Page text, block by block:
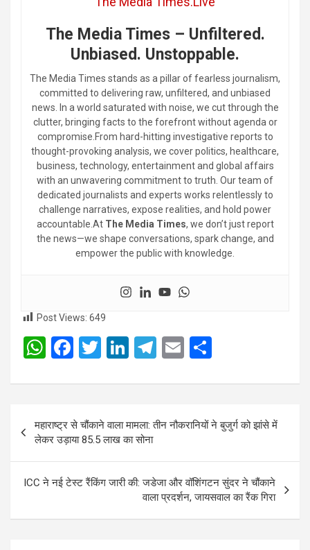
The Media Times – Unfiltered.
Unbiased. Unstoppable.
The Media Times stands as a pillar of fearless journalism,
committed to delivering raw, unfiltered, and unbiased
news. In a world saturated with noise, we cut through the
clutter, bringing facts to the forefront without agenda or
compromise.From hard-hitting investigative reports to
thought-provoking analysis, we cover politics, healthcare,
business, technology, entertainment and global affairs
with an unwavering commitment to truth. Our team of
dedicated journalists and experts works relentlessly to
challenge narratives, expose realities, and hold power
accountable.At The Media Times, we don’t just report
the news—we shape conversations, spark change, and
empower the public with knowledge.
Post Views: 649
W
at
A
p
p
F
ce
b
o
o
k
T
tt
er
Li
ke
n
T
e
gr
a
m
E
ail ar
e
navigation
महाराष्ट्र से चौंकाने वाला मामला: तीन नौकरानियों ने बुजुर्ग को झांसे में
लेकर उड़ाया 85.5 लाख का सोना
ICC ने नई टेस्ट रैंकिंग जारी की: जडेजा और वॉशिंगटन सुंदर ने चौंकाने
वाला प्रदर्शन, जायसवाल का रैंक गिरा